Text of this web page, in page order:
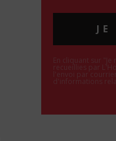
En cliquant sur "Je
recueillies par
l'envoi par
d'informations